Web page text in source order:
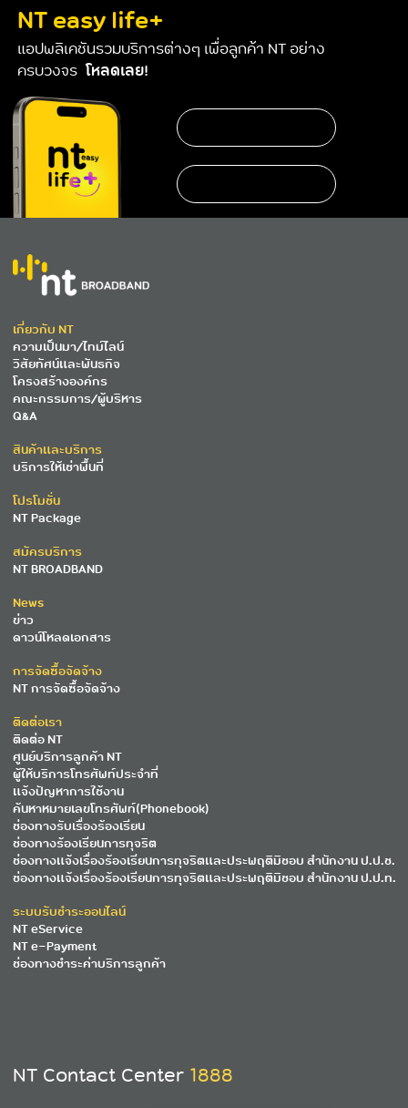
https://www.nteservice.com/eservice
NT easy life+
แอปพลิเคชันรวมบริการต่างๆ เพื่อลูกค้า NT อย่าง
ครบวงจร โหลดเลย!
เกี่ยวกับ NT
ความเป็นมา/ไทม์ไลน์
วิสัยทัศน์และพันธกิจ
โครงสร้างองค์กร
คณะกรรมการ/ผู้บริหาร
Q&A
สินค้าและบริการ
บริการให้เช่าพื้นที่
โปรโมชั่น
NT Package
สมัครบริการ
NT BROADBAND
News
ข่าว
ดาวน์โหลดเอกสาร
การจัดซื้อจัดจ้าง
NT การจัดซื้อจัดจ้าง
ติดต่อเรา
ติดต่อ NT
ศูนย์บริการลูกค้า NT
ผู้ให้บริการโทรศัพท์ประจำที่
แจ้งปัญหาการใช้งาน
ค้นหาหมายเลขโทรศัพท์(Phonebook)
ช่องทางรับเรื่องร้องเรียน
ช่องทางร้องเรียนการทุจริต
ช่องทางแจ้งเรื่องร้องเรียนการทุจริตและประพฤติมิชอบ สำนักงาน ป.ป.ช.
ช่องทางแจ้งเรื่องร้องเรียนการทุจริตและประพฤติมิชอบ สำนักงาน ป.ป.ท.
ระบบรับชำระออนไลน์
NT eService
NT e-Payment
ช่องทางชำระค่าบริการลูกค้า
NT Contact Center 1888